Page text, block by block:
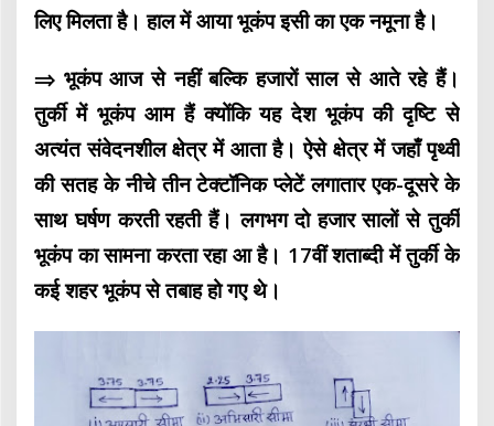
लिए मिलता है। हाल में आया भूकंप इसी का एक नमूना है।
⇒ भूकंप आज से नहीं बल्कि हजारों साल से आते रहे हैं।
तुर्की में भूकंप आम हैं क्योंकि यह देश भूकंप की दृष्टि से
अत्यंत संवेदनशील क्षेत्र में आता है। ऐसे क्षेत्र में जहाँ पृथ्वी
की सतह के नीचे तीन टेक्टॉनिक प्लेटें लगातार एक-दूसरे के
साथ घर्षण करती रहती हैं। लगभग दो हजार सालों से तुर्की
भूकंप का सामना करता रहा आ है। 17वीं शताब्दी में तुर्की के
कई शहर भूकंप से तबाह हो गए थे।